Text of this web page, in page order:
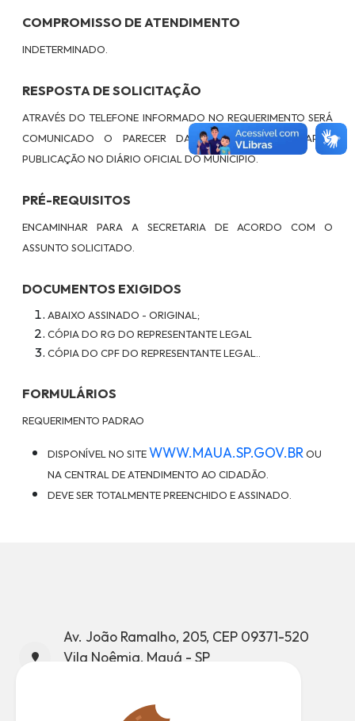
COMPROMISSO DE ATENDIMENTO
INDETERMINADO.
RESPOSTA DE SOLICITAÇÃO
ATRAVÉS DO TELEFONE INFORMADO NO REQUERIMENTO SERÁ
COMUNICADO O PARECER DA SOLICITAÇÃO, OU APÓS
PUBLICAÇÃO NO DIÁRIO OFICIAL DO MUNICÍPIO.
PRÉ-REQUISITOS
ENCAMINHAR PARA A SECRETARIA DE ACORDO COM O
ASSUNTO SOLICITADO.
DOCUMENTOS EXIGIDOS
ABAIXO ASSINADO - ORIGINAL;
CÓPIA DO RG DO REPRESENTANTE LEGAL
CÓPIA DO CPF DO REPRESENTANTE LEGAL..
FORMULÁRIOS
REQUERIMENTO PADRAO
DISPONÍVEL NO SITEWWW.MAUA.SP.GOV.BROU
NA CENTRAL DE ATENDIMENTO AO CIDADÃO.
DEVE SER TOTALMENTE PREENCHIDO E ASSINADO.
Av. João Ramalho, 205, CEP 09371-520
Vila Noêmia, Mauá - SP
Telefone: (11) 4512-7500